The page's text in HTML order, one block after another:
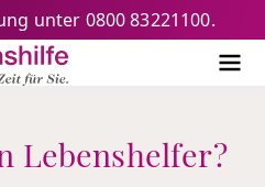
Senioren-Lebenshilfe
unter 0800 83221100.
Lebenshelfer?